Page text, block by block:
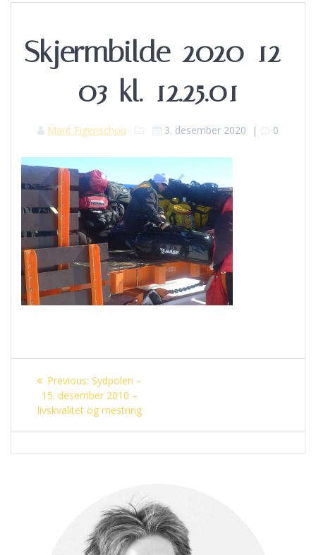
Skjermbilde-2020-12-
03-kl.-12.25.01
Marit Figenschou 3. desember 2020 | 0
Innleggsnavigasjon
Previous: Previous
post:
Sydpolen –
15. desember 2010 –
livskvalitet og mestring